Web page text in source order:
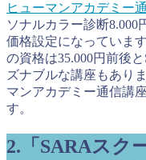
ヒューマンアカデミー
ソナルカラー診断8.000
価格設定になっていま
の資格は35.000円前後
ズナブルな講座もあり
マンアカデミー通信講
す。
2.「SARAスク